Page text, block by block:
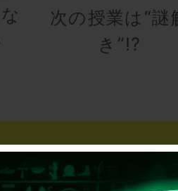
次の授業は“謎
き”!?